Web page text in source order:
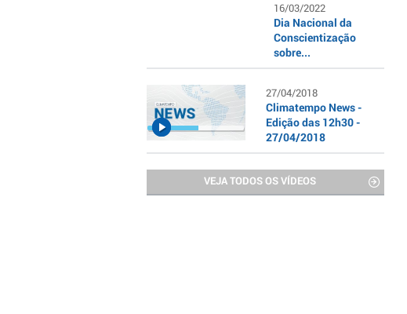
16/03/2022
Dia Nacional da
Conscientização
sobre...
27/04/2018
Climatempo News -
Edição das 12h30 -
27/04/2018
VEJA TODOS OS VÍDEOS